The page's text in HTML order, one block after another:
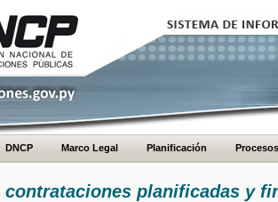
DNCP Marco Legal Planificación Procesos
contrataciones planificadas y